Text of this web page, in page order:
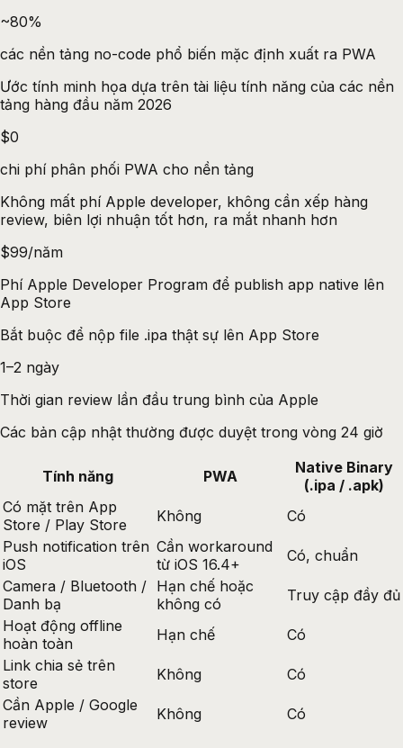
~80%
các nền tảng no-code phổ biến mặc định xuất ra PWA
Ước tính minh họa dựa trên tài liệu tính năng của các nền
tảng hàng đầu năm 2026
$0
chi phí phân phối PWA cho nền tảng
Không mất phí Apple developer, không cần xếp hàng
review, biên lợi nhuận tốt hơn, ra mắt nhanh hơn
$99/năm
Phí Apple Developer Program để publish app native lên
App Store
Bắt buộc để nộp file .ipa thật sự lên App Store
1–2 ngày
Thời gian review lần đầu trung bình của Apple
Các bản cập nhật thường được duyệt trong vòng 24 giờ
Tính năng PWA
Native Binary
(.ipa / .apk)
Có mặt trên App
Store / Play Store
Không
Có
Push notification trên
iOS
Cần workaround
từ iOS 16.4+
Có, chuẩn
Camera / Bluetooth /
Danh bạ
Hạn chế hoặc
không có
Truy cập đầy đủ
Hoạt động offline
hoàn toàn
Hạn chế
Có
Link chia sẻ trên
store
Không
Có
Cần Apple / Google
review
Không Có